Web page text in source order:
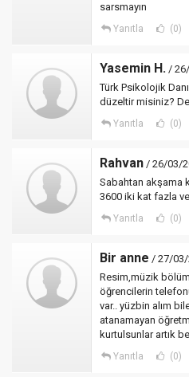
sarsmayın
Yanıtla (0)
Yasemin H. /
Türk Psikolojik
düzeltir misiniz?
Yanıtla (0)
Rahvan / 26/03/
Sabahtan akşama
3600 iki kat fazla
Yanıtla (0)
Bir anne / 27/03/
Resim,müzik
öğrencilerin
var.. yüzbin alım
atanamayan
kurtulsunlar artık
Yanıtla (0)